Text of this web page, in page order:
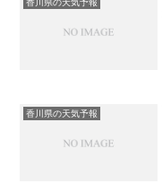
香川県の天気予報
香川県の天気予報